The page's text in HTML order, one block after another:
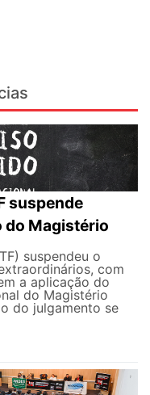
suspende
do Magistério
suspendeu o
com
a aplicação do
do Magistério
do julgamento se